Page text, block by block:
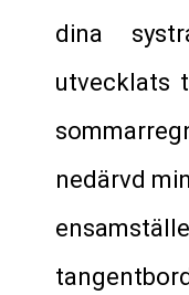
dina
utvecklats
nedärvd